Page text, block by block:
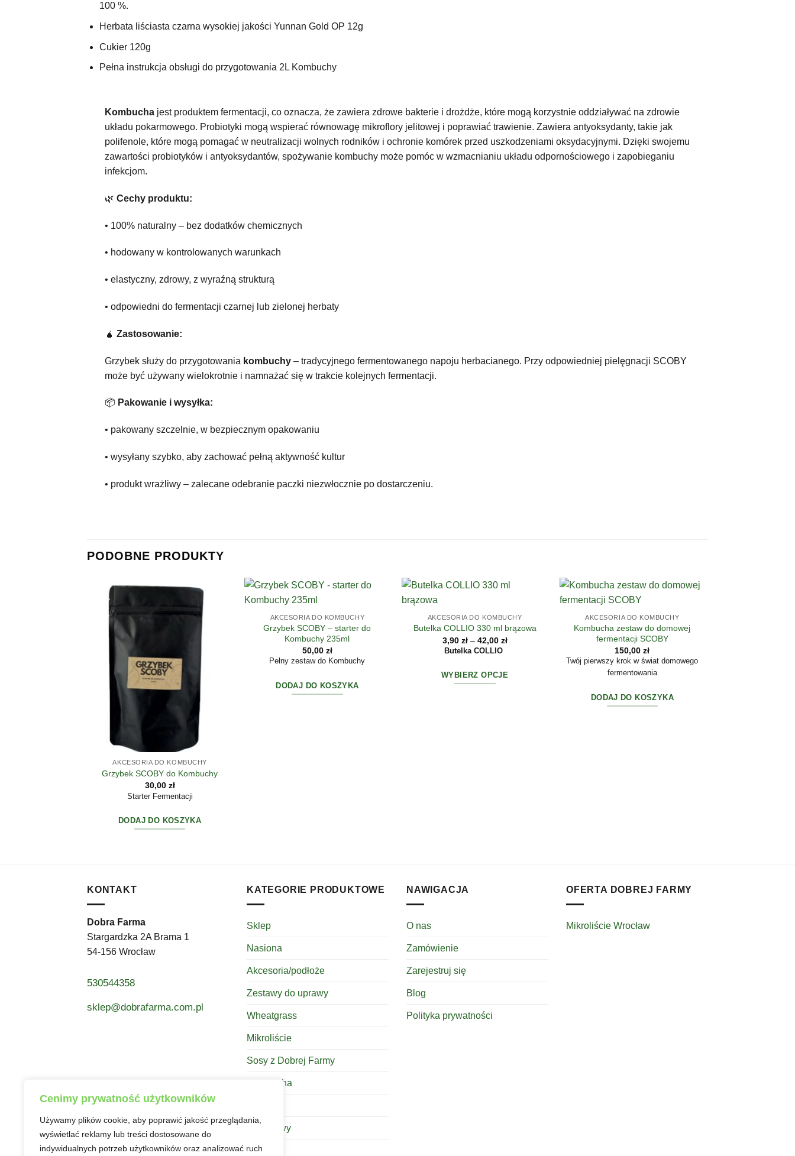
Cenimy prywatność użytkowników
Używamy plików cookie, aby poprawić jakość przeglądania,
wyświetlać reklamy lub treści dostosowane do
indywidualnych potrzeb użytkowników oraz analizować ruch
100 %.
Herbata liściasta czarna wysokiej jakości Yunnan Gold OP 12g
Cukier 120g
Pełna instrukcja obsługi do przygotowania 2L Kombuchy
Kombucha jest produktem fermentacji, co oznacza, że zawiera zdrowe bakterie i drożdże, które mogą korzystnie oddziaływać na zdrowie
układu pokarmowego. Probiotyki mogą wspierać równowagę mikroflory jelitowej i poprawiać trawienie. Zawiera antyoksydanty, takie jak
polifenole, które mogą pomagać w neutralizacji wolnych rodników i ochronie komórek przed uszkodzeniami oksydacyjnymi. Dzięki swojemu
zawartości probiotyków i antyoksydantów, spożywanie kombuchy może pomóc w wzmacnianiu układu odpornościowego i zapobieganiu
infekcjom.
🌿 Cechy produktu:
• 100% naturalny – bez dodatków chemicznych
• hodowany w kontrolowanych warunkach
• elastyczny, zdrowy, z wyraźną strukturą
• odpowiedni do fermentacji czarnej lub zielonej herbaty
🧉 Zastosowanie:
Grzybek służy do przygotowania kombuchy – tradycyjnego fermentowanego napoju herbacianego. Przy odpowiedniej pielęgnacji SCOBY
może być używany wielokrotnie i namnażać się w trakcie kolejnych fermentacji.
📦 Pakowanie i wysyłka:
• pakowany szczelnie, w bezpiecznym opakowaniu
• wysyłany szybko, aby zachować pełną aktywność kultur
• produkt wrażliwy – zalecane odebranie paczki niezwłocznie po dostarczeniu.
PODOBNE PRODUKTY
AKCESORIA DO KOMBUCHY
Grzybek SCOBY do Kombuchy
30,00 zł
Starter Fermentacji
DODAJ DO KOSZYKA
AKCESORIA DO KOMBUCHY
Grzybek SCOBY – starter do
Kombuchy 235ml
50,00 zł
Pełny zestaw do Kombuchy
DODAJ DO KOSZYKA
AKCESORIA DO KOMBUCHY
Butelka COLLIO 330 ml brązowa
3,90 zł – 42,00 złZakres
do
Butelka COLLIO
WYBIERZ OPCJE
AKCESORIA DO KOMBUCHY
Kombucha zestaw do domowej
fermentacji SCOBY
150,00zł
Twój pierwszy krok w świat domowego
fermentowania
DODAJ DO KOSZYKA
KONTAKT
Dobra Farma
Stargardzka 2A Brama 1
54-156 Wrocław
530544358
sklep@dobrafarma.com.pl
KATEGORIE PRODUKTOWE
Sklep
Nasiona
Akcesoria/podłoże
Zestawy do uprawy
Wheatgrass
Mikroliście
Sosy z Dobrej Farmy
Kombucha
Przyprawy
E-book
NAWIGACJA
O nas
Zamówienie
Zarejestruj się
Blog
Polityka prywatności
OFERTA DOBREJ FARMY
Mikroliście Wrocław